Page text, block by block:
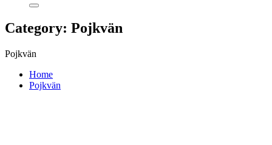
Category: Pojkvän
Pojkvän
Home
Pojkvän